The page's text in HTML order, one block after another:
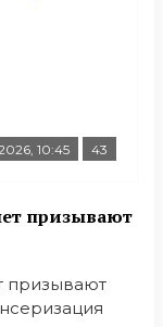
10:45 43
призывают
призывают